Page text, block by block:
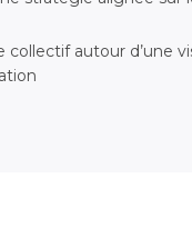
collectif autour d’une